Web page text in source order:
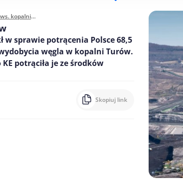
Wyrok TSUE ws. kopalni Turów
w sprawie potrącenia Polsce 68,5
węgla w kopalni Turów.
potrąciła je ze środków
Skopiuj link